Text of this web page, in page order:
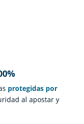
protegidas por
al apostar y